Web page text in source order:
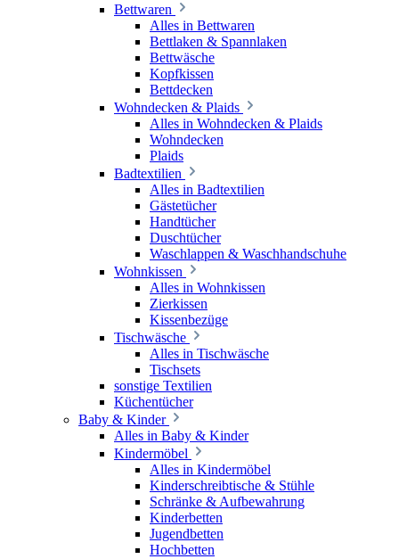
Bettwaren
Alles in Bettwaren
Bettlaken & Spannlaken
Bettwäsche
Kopfkissen
Bettdecken
Wohndecken & Plaids
Alles in Wohndecken & Plaids
Wohndecken
Plaids
Badtextilien
Alles in Badtextilien
Gästetücher
Handtücher
Duschtücher
Waschlappen & Waschhandschuhe
Wohnkissen
Alles in Wohnkissen
Zierkissen
Kissenbezüge
Tischwäsche
Alles in Tischwäsche
Tischsets
sonstige Textilien
Küchentücher
Baby & Kinder
Alles in Baby & Kinder
Kindermöbel
Alles in Kindermöbel
Kinderschreibtische & Stühle
Schränke & Aufbewahrung
Kinderbetten
Jugendbetten
Hochbetten